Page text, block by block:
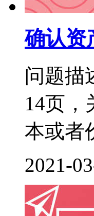
确认资
问题描
14页，
本或者
2021-